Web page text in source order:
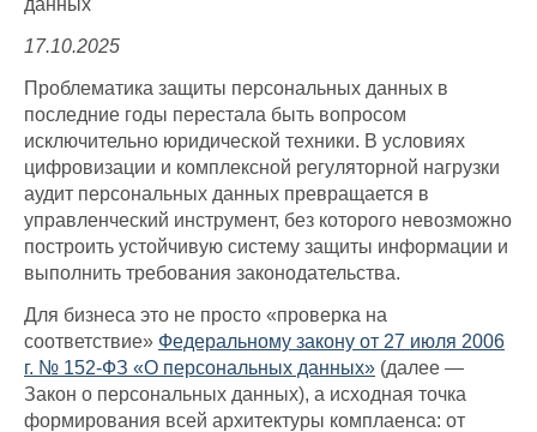
17.10.2025
Проблематика защиты персональных данных в
последние годы перестала быть вопросом
исключительно юридической техники. В условиях
цифровизации и комплексной регуляторной нагрузки
аудит персональных данных превращается в
управленческий инструмент, без которого невозможно
построить устойчивую систему защиты информации и
выполнить требования законодательства.
Для бизнеса это не просто «проверка на
соответствие» Федеральному закону от 27 июля 2006
г. № 152-ФЗ «О персональных данных» (далее —
Закон о персональных данных), а исходная точка
формирования всей архитектуры комплаенса: от